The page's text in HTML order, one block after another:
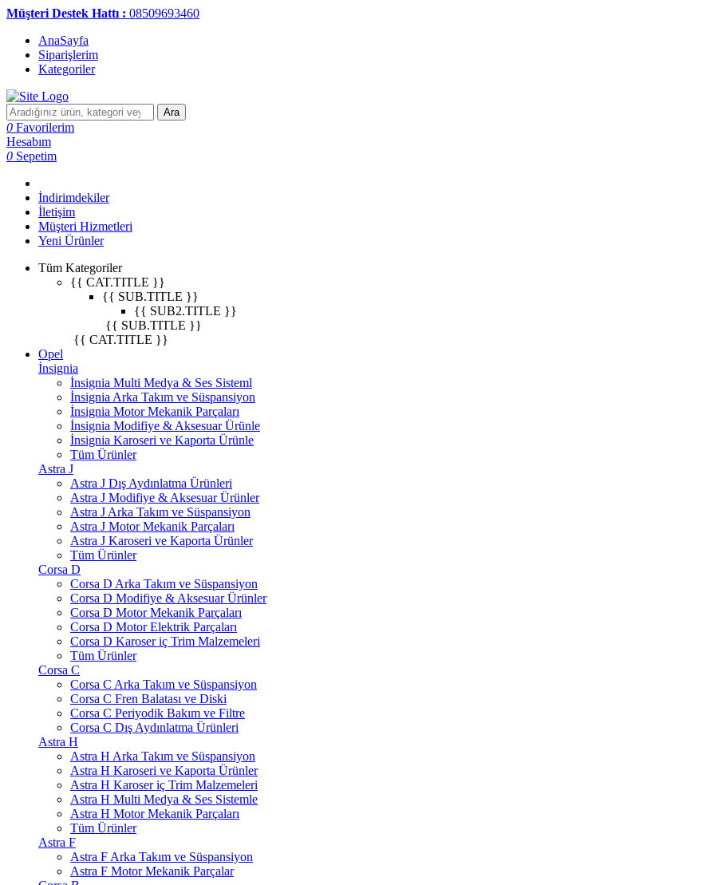
Müşteri Destek Hattı : 08509693460
AnaSayfa
Siparişlerim
Kategoriler
Ara
0 Favorilerim
Hesabım
0 Sepetim
İndirimdekiler
İletişim
Müşteri Hizmetleri
Yeni Ürünler
Tüm Kategoriler
{{ CAT.TITLE }}
{{ SUB.TITLE }}
{{ SUB2.TITLE }}
{{ SUB.TITLE }}
{{ CAT.TITLE }}
Opel
İnsignia
İnsignia Multi Medya & Ses Sisteml
İnsignia Arka Takım ve Süspansiyon
İnsignia Motor Mekanik Parçaları
İnsignia Modifiye & Aksesuar Ürünle
İnsignia Karoseri ve Kaporta Ürünle
Tüm Ürünler
Astra J
Astra J Dış Aydınlatma Ürünleri
Astra J Modifiye & Aksesuar Ürünler
Astra J Arka Takım ve Süspansiyon
Astra J Motor Mekanik Parçaları
Astra J Karoseri ve Kaporta Ürünler
Tüm Ürünler
Corsa D
Corsa D Arka Takım ve Süspansiyon
Corsa D Modifiye & Aksesuar Ürünler
Corsa D Motor Mekanik Parçaları
Corsa D Motor Elektrik Parçaları
Corsa D Karoser iç Trim Malzemeleri
Tüm Ürünler
Corsa C
Corsa C Arka Takım ve Süspansiyon
Corsa C Fren Balatası ve Diski
Corsa C Periyodik Bakım ve Filtre
Corsa C Dış Aydınlatma Ürünleri
Astra H
Astra H Arka Takım ve Süspansiyon
Astra H Karoseri ve Kaporta Ürünler
Astra H Karoser iç Trim Malzemeleri
Astra H Multi Medya & Ses Sistemle
Astra H Motor Mekanik Parçaları
Tüm Ürünler
Astra F
Astra F Arka Takım ve Süspansiyon
Astra F Motor Mekanik Parçalar